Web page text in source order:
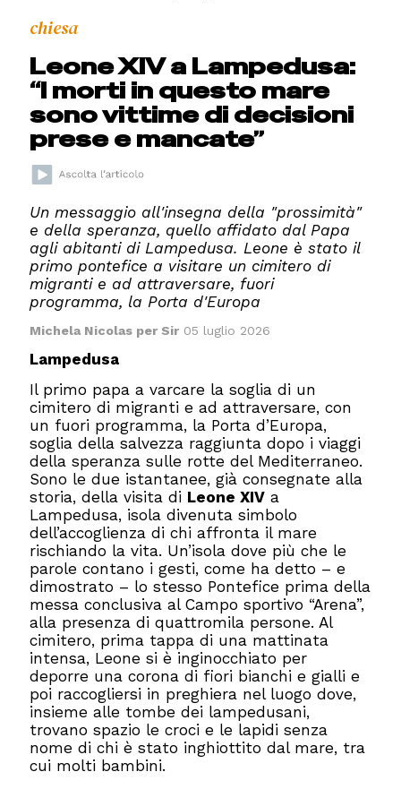
chiesa
Leone XIV a Lampedusa:
“I morti in questo mare
sono vittime di decisioni
prese e mancate”
Un messaggio all'insegna della "prossimità"
e della speranza, quello affidato dal Papa
agli abitanti di Lampedusa. Leone è stato il
primo pontefice a visitare un cimitero di
migranti e ad attraversare, fuori
programma, la Porta d'Europa
Michela Nicolas per Sir 05 luglio 2026
Lampedusa
Il primo papa a varcare la soglia di un
cimitero di migranti e ad attraversare, con
un fuori programma, la Porta d’Europa,
soglia della salvezza raggiunta dopo i viaggi
della speranza sulle rotte del Mediterraneo.
Sono le due istantanee, già consegnate alla
storia, della visita di Leone XIV a
Lampedusa, isola divenuta simbolo
dell’accoglienza di chi affronta il mare
rischiando la vita. Un’isola dove più che le
parole contano i gesti, come ha detto – e
dimostrato – lo stesso Pontefice prima della
messa conclusiva al Campo sportivo “Arena”,
alla presenza di quattromila persone. Al
cimitero, prima tappa di una mattinata
intensa, Leone si è inginocchiato per
deporre una corona di fiori bianchi e gialli e
poi raccogliersi in preghiera nel luogo dove,
insieme alle tombe dei lampedusani,
trovano spazio le croci e le lapidi senza
nome di chi è stato inghiottito dal mare, tra
cui molti bambini.